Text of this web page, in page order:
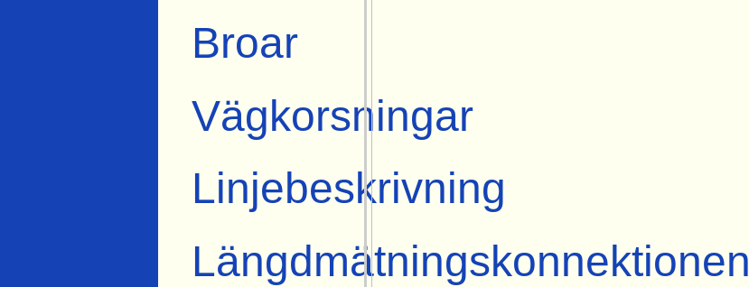
Broar
Vägkorsningar
Linjebeskrivning
Längdmätningskonnektionen